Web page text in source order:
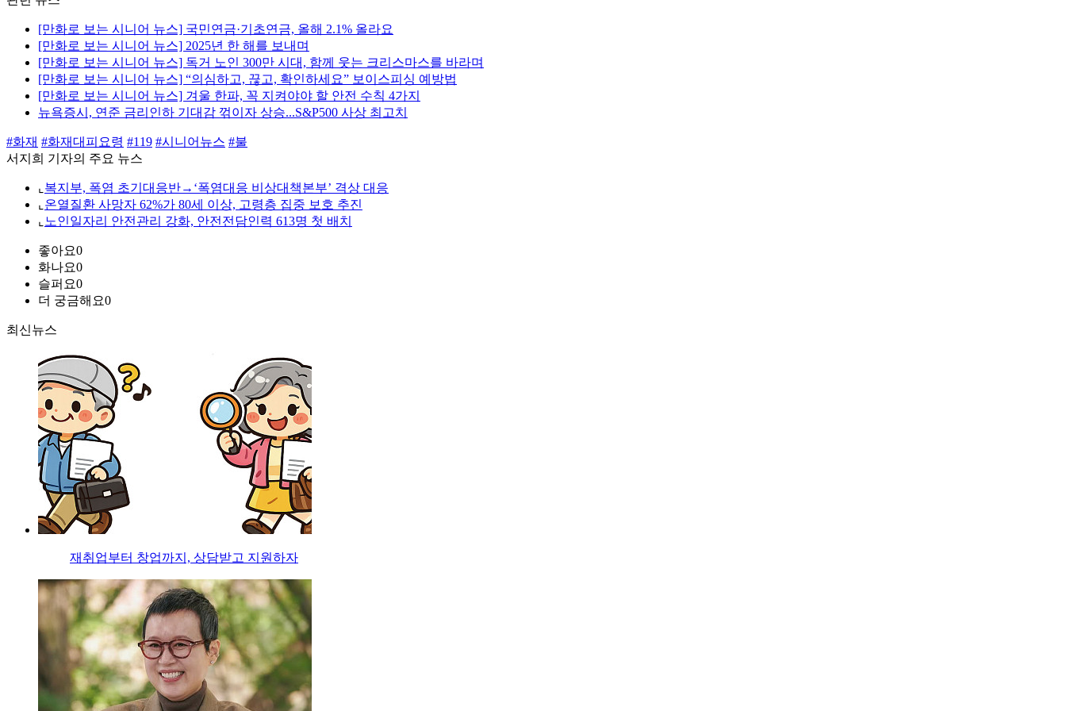
[만화로 보는 시니어 뉴스] 국민연금·기초연금, 올해 2.1% 올라요
[만화로 보는 시니어 뉴스] 2025년 한 해를 보내며
[만화로 보는 시니어 뉴스] 독거 노인 300만 시대, 함께 웃는 크리스마스를 바라며
[만화로 보는 시니어 뉴스] “의심하고, 끊고, 확인하세요” 보이스피싱 예방법
[만화로 보는 시니어 뉴스] 겨울 한파, 꼭 지켜야야 할 안전 수칙 4가지
뉴욕증시, 연준 금리인하 기대감 꺾이자 상승...S&P500 사상 최고치
#화재 #화재대피요령 #119 #시니어뉴스 #불
서지희 기자의 주요 뉴스
⌞ 복지부, 폭염 초기대응반→‘폭염대응 비상대책본부’ 격상 대응
⌞ 온열질환 사망자 62%가 80세 이상, 고령층 집중 보호 추진
⌞ 노인일자리 안전관리 강화, 안전전담인력 613명 첫 배치
좋아요0
화나요0
슬퍼요0
더 궁금해요0
최신뉴스
재취업부터 창업까지, 상담받고 지원하자